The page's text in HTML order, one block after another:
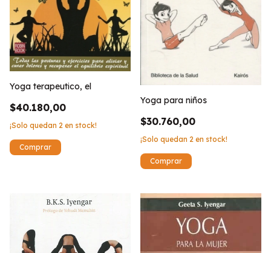
Yoga terapeutico, el
$40.180,00
¡Solo quedan 2 en stock!
Yoga para niños
$30.760,00
¡Solo quedan 2 en stock!